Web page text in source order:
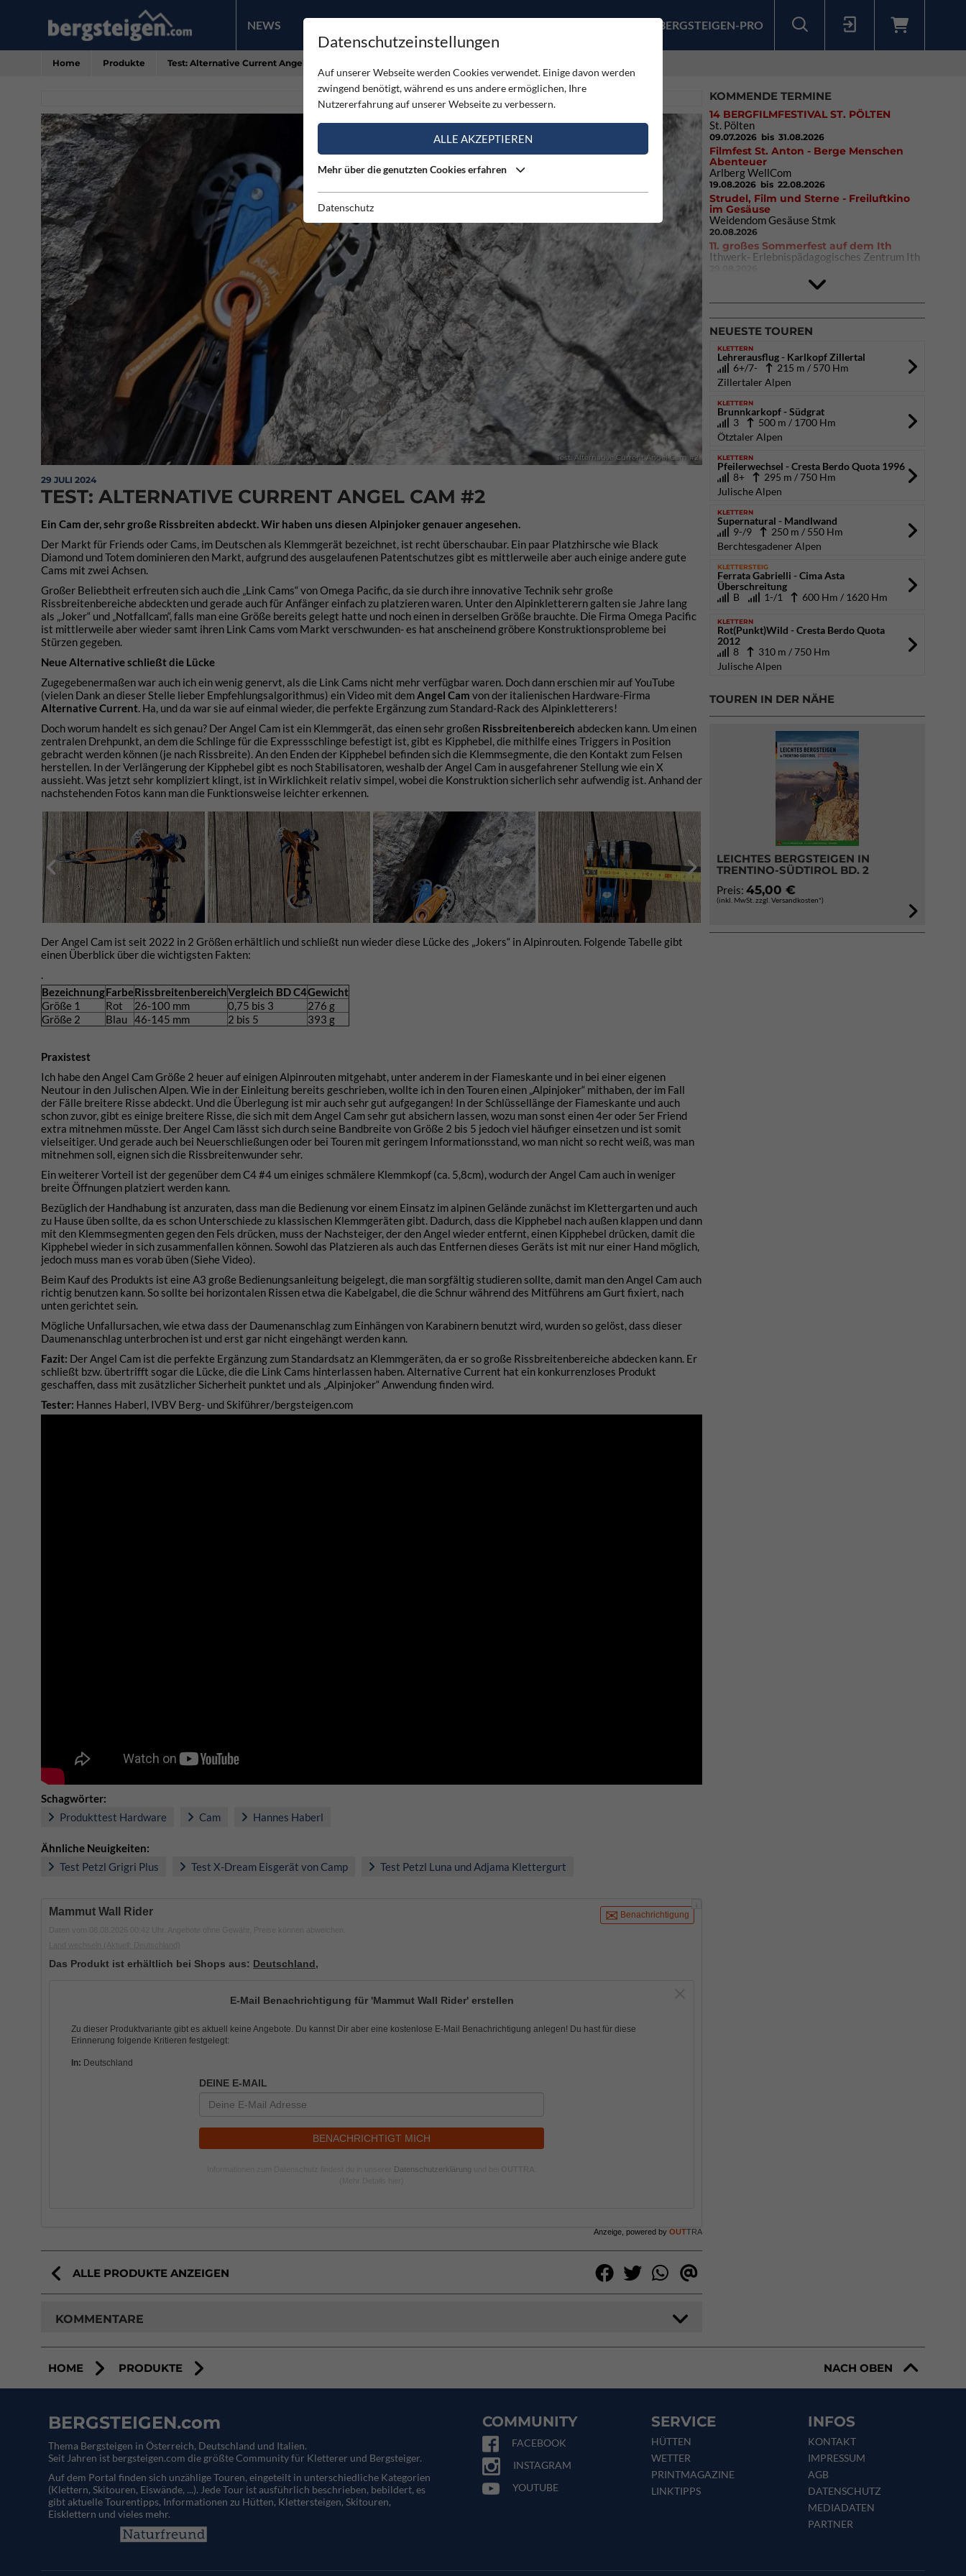
NEWS PRODUKTE BERGSTEIGEN-PRO
Home Produkte Test: Alternative Current Angel Cam #2
Test: Alternative Current Angel Cam #2
29 JULI 2024
TEST: ALTERNATIVE CURRENT ANGEL CAM #2
Ein Cam der, sehr große Rissbreiten abdeckt. Wir haben uns diesen Alpinjoker genauer angesehen.
Der Markt für Friends oder Cams, im Deutschen als Klemmgerät bezeichnet, ist recht überschaubar. Ein paar Platzhirsche wie Black
Diamond und Totem dominieren den Markt, aufgrund des ausgelaufenen Patentschutzes gibt es mittlerweile aber auch einige andere gute
Cams mit zwei Achsen.
Großer Beliebtheit erfreuten sich auch die „Link Cams“ von Omega Pacific, da sie durch ihre innovative Technik sehr große
Rissbreitenbereiche abdeckten und gerade auch für Anfänger einfach zu platzieren waren. Unter den Alpinkletterern galten sie Jahre lang
als „Joker“ und „Notfallcam“, falls man eine Größe bereits gelegt hatte und noch einen in derselben Größe brauchte. Die Firma Omega Pacific
ist mittlerweile aber wieder samt ihren Link Cams vom Markt verschwunden- es hat anscheinend gröbere Konstruktionsprobleme bei
Stürzen gegeben.
Neue Alternative schließt die Lücke
Zugegebenermaßen war auch ich ein wenig genervt, als die Link Cams nicht mehr verfügbar waren. Doch dann erschien mir auf YouTube
(vielen Dank an dieser Stelle lieber Empfehlungsalgorithmus) ein Video mit demAngel Cam von der italienischen Hardware-Firma
Alternative Current. Ha, und da war sie auf einmal wieder, die perfekte Ergänzung zum Standard-Rack des Alpinkletterers!
Doch worum handelt es sich genau? Der Angel Cam ist ein Klemmgerät, das einen sehr großen Rissbreitenbereich abdecken kann. Um einen
zentralen Drehpunkt, an dem die Schlinge für die Expressschlinge befestigt ist, gibt es Kipphebel, die mithilfe eines Triggers in Position
gebracht werden können (je nach Rissbreite). An den Enden der Kipphebel befinden sich die Klemmsegmente, die den Kontakt zum Felsen
herstellen. In der Verlängerung der Kipphebel gibt es noch Stabilisatoren, weshalb der Angel Cam in ausgefahrener Stellung wie ein X
aussieht. Was jetzt sehr kompliziert klingt, ist in Wirklichkeit relativ simpel, wobei die Konstruktion sicherlich sehr aufwendig ist. Anhand der
nachstehenden Fotos kann man die Funktionsweise leichter erkennen.
Der Angel Cam ist seit 2022 in 2 Größen erhältlich und schließt nun wieder diese Lücke des „Jokers“ in Alpinrouten. Folgende Tabelle gibt
einen Überblick über die wichtigsten Fakten:
.
BezeichnungFarbeRissbreitenbereichVergleich BD C4Gewicht
Größe 1
Rot 26-100 mm 0,75 bis 3
276 g
Größe 2
Blau 46-145 mm 2 bis 5 393 g
Praxistest
Ich habe den Angel Cam Größe 2 heuer auf einigen Alpinrouten mitgehabt, unter anderem in der Fiameskante und in bei einer eigenen
Neutour in den Julischen Alpen. Wie in der Einleitung bereits geschrieben, wollte ich in den Touren einen „Alpinjoker“ mithaben, der im Fall
der Fälle breitere Risse abdeckt. Und die Überlegung ist mir auch sehr gut aufgegangen! In der Schlüssellänge der Fiameskante und auch
schon zuvor, gibt es einige breitere Risse, die sich mit dem Angel Cam sehr gut absichern lassen, wozu man sonst einen 4er oder 5er Friend
extra mitnehmen müsste. Der Angel Cam lässt sich durch seine Bandbreite von Größe 2 bis 5 jedoch viel häufiger einsetzen und ist somit
vielseitiger. Und gerade auch bei Neuerschließungen oder bei Touren mit geringem Informationsstand, wo man nicht so recht weiß, was man
mitnehmen soll, eignen sich die Rissbreitenwunder sehr.
Ein weiterer Vorteil ist der gegenüber dem C4 #4 um einiges schmälere Klemmkopf (ca. 5,8cm), wodurch der Angel Cam auch in weniger
breite Öffnungen platziert werden kann.
Bezüglich der Handhabung ist anzuraten, dass man die Bedienung vor einem Einsatz im alpinen Gelände zunächst im Klettergarten und auch
zu Hause üben sollte, da es schon Unterschiede zu klassischen Klemmgeräten gibt. Dadurch, dass die Kipphebel nach außen klappen und dann
mit den Klemmsegmenten gegen den Fels drücken, muss der Nachsteiger, der den Angel wieder entfernt, einen Kipphebel drücken, damit die
Kipphebel wieder in sich zusammenfallen können. Sowohl das Platzieren als auch das Entfernen dieses Geräts ist mit nur einer Hand möglich,
jedoch muss man es vorab üben (Siehe Video).
Beim Kauf des Produkts ist eine A3 große Bedienungsanleitung beigelegt, die man sorgfältig studieren sollte, damit man den Angel Cam auch
richtig benutzen kann. So sollte bei horizontalen Rissen etwa die Kabelgabel, die die Schnur während des Mitführens am Gurt fixiert, nach
unten gerichtet sein.
Mögliche Unfallursachen, wie etwa dass der Daumenanschlag zum Einhängen von Karabinern benutzt wird, wurden so gelöst, dass dieser
Daumenanschlag unterbrochen ist und erst gar nicht eingehängt werden kann.
Fazit: Der Angel Cam ist die perfekte Ergänzung zum Standardsatz an Klemmgeräten, da er so große Rissbreitenbereiche abdecken kann. Er
schließt bzw. übertrifft sogar die Lücke, die die Link Cams hinterlassen haben. Alternative Current hat ein konkurrenzloses Produkt
geschaffen, dass mit zusätzlicher Sicherheit punktet und als „Alpinjoker“ Anwendung finden wird.
Tester: Hannes Haberl, IVBV Berg- und Skiführer/bergsteigen.com
Schagwörter:
Produkttest Hardware
Cam Hannes Haberl
Ähnliche Neuigkeiten:
Test Petzl Grigri Plus
Test X-Dream Eisgerät von Camp Test Petzl Luna und Adjama Klettergurt
Mammut Wall Rider Benachrichtigung
Das Produkt ist erhältlich bei Shops aus: Deutschland,
E-Mail Benachrichtigung für 'Mammut Wall Rider' erstellen
Zu dieser Produktvariante gibt es aktuell keine Angebote. Du kannst Dir aber eine kostenlose E-Mail Benachrichtigung anlegen! Du hast für diese
Erinnerung folgende Kritieren festgelegt:
In: Deutschland
DEINE E-MAIL
BENACHRICHTIGT MICH
Datenschutzerklärung
Anzeige, powered by OUTTRA
ALLE PRODUKTE ANZEIGEN
KOMMENTARE
KOMMENDE TERMINE
14 BERGFILMFESTIVAL ST. PÖLTEN
St. Pölten
09.07.2026 bis 31.08.2026
Filmfest St. Anton - Berge Menschen
Abenteuer
Arlberg WellCom
19.08.2026 bis 22.08.2026
Strudel, Film und Sterne - Freiluftkino
im Gesäuse
Weidendom Gesäuse Stmk
20.08.2026
11. großes Sommerfest auf dem Ith
Ithwerk- Erlebnispädagogisches Zentrum Ith
DAV Kletter- & Boulderzentrum München
Süd (Thalkirchen)
NEUESTE TOUREN
KLETTERN
Lehrerausflug - Karlkopf Zillertal
6+/7-
215 m / 570 Hm
Zillertaler Alpen
KLETTERN
Brunnkarkopf - Südgrat
3
500 m / 1700 Hm
Ötztaler Alpen
KLETTERN
Pfeilerwechsel - Cresta Berdo Quota 1996
8+
295 m / 750 Hm
Julische Alpen
KLETTERN
Supernatural - Mandlwand
9-/9
250 m / 550 Hm
Berchtesgadener Alpen
KLETTERSTEIG
Ferrata Gabrielli - Cima Asta
Überschreitung
B
1-/1 600 Hm / 1620 Hm
KLETTERN
Rot(Punkt)Wild - Cresta Berdo Quota
2012
8
310 m / 750 Hm
Julische Alpen
TOUREN IN DER NÄHE
LEICHTES BERGSTEIGEN IN
TRENTINO-SÜDTIROL BD. 2
Preis: 45,00 €
(inkl. MwSt. zzgl. Versandkosten*)
HOME PRODUKTE NACH OBEN
BERGSTEIGEN.com
Thema Bergsteigen in Österreich, Deutschland und Italien.
Seit Jahren ist bergsteigen.com die größte Community für Kletterer und Bergsteiger.
Auf dem Portal finden sich unzählige Touren, eingeteilt in unterschiedliche Kategorien
(Klettern, Skitouren, Eiswände, ...). Jede Tour ist ausführlich beschrieben, bebildert, es
gibt aktuelle Tourentipps, Informationen zu Hütten, Klettersteigen, Skitouren,
Eisklettern und vieles mehr.
COMMUNITY
FACEBOOK
INSTAGRAM
YOUTUBE
SERVICE
HÜTTEN
WETTER
PRINTMAGAZINE
LINKTIPPS
INFOS
KONTAKT
IMPRESSUM
AGB
DATENSCHUTZ
MEDIADATEN
PARTNER
Datenschutzeinstellungen
Auf unserer Webseite werden Cookies verwendet. Einige davon werden
zwingend benötigt, während es uns andere ermöglichen, Ihre
Nutzererfahrung auf unserer Webseite zu verbessern.
ALLE AKZEPTIEREN
Mehr über die genutzten Cookies erfahren
Datenschutz